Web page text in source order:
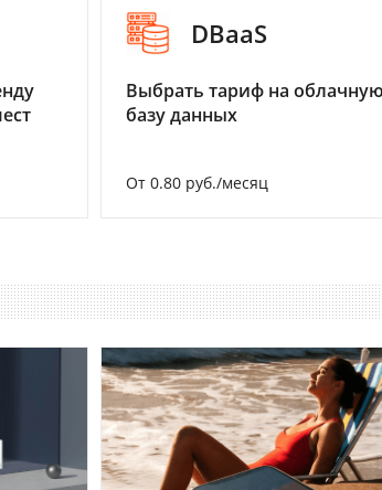
DBaaS
Выбрать тариф на
базу данных
От 0.80 руб./месяц